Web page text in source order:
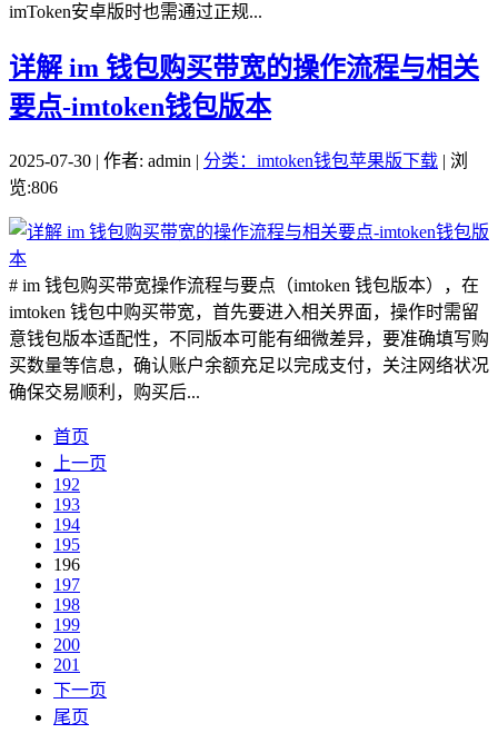
imToken安卓版时也需通过正规...
详解 im 钱包购买带宽的操作流程与相关
要点-imtoken钱包版本
2025-07-30 | 作者: admin | 分类：imtoken钱包苹果版下载 | 浏
览:806
# im 钱包购买带宽操作流程与要点（imtoken 钱包版本），在
imtoken 钱包中购买带宽，首先要进入相关界面，操作时需留
意钱包版本适配性，不同版本可能有细微差异，要准确填写购
买数量等信息，确认账户余额充足以完成支付，关注网络状况
确保交易顺利，购买后...
首页
上一页
192
193
194
195
196
197
198
199
200
201
下一页
尾页